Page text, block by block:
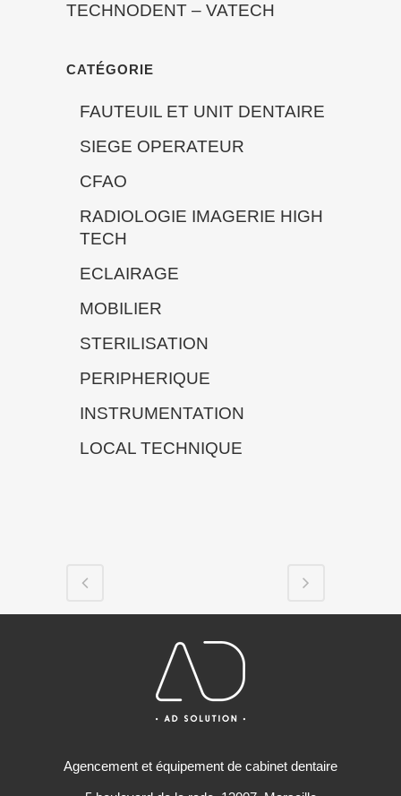
TECHNODENT – VATECH
CATÉGORIE
FAUTEUIL ET UNIT DENTAIRE
SIEGE OPERATEUR
CFAO
RADIOLOGIE IMAGERIE HIGH
TECH
ECLAIRAGE
MOBILIER
STERILISATION
PERIPHERIQUE
INSTRUMENTATION
LOCAL TECHNIQUE
Agencement et équipement de cabinet dentaire